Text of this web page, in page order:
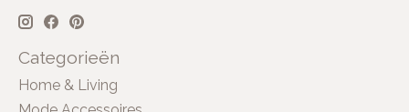
Categorieën
Home & Living